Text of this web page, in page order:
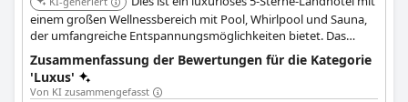
einem großen Wellnessbereich mit Pool, Whirlpool und Sauna,
der umfangreiche Entspannungsmöglichkeiten bietet. Das
Hotel ist bekannt für seine gute Qualität und aufregende Küche.
Es liegt ruhig am Fuße des Brockens.
Zusammenfassung der Bewertungen für die Kategorie
'Luxus'
Von KI zusammengefasst